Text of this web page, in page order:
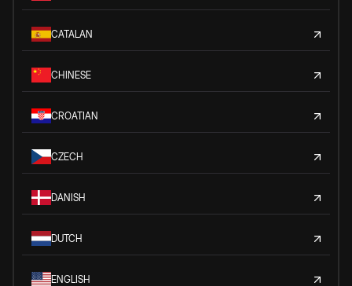
CATALAN
CHINESE
CROATIAN
CZECH
DANISH
DUTCH
ENGLISH